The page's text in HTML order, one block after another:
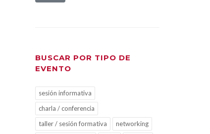
BUSCAR POR TIPO DE
EVENTO
sesión informativa
charla / conferencia
taller / sesión formativa
networking